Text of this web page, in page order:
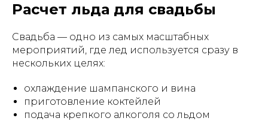
Расчет льда для свадьбы
Свадьба — одно из самых масштабных
мероприятий, где лед используется сразу в
нескольких целях:
охлаждение шампанского и вина
приготовление коктейлей
подача крепкого алкоголя со льдом